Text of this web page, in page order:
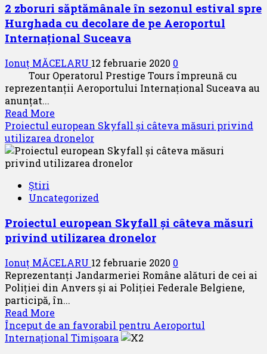
2 zboruri săptămânale în sezonul estival spre
Hurghada cu decolare de pe Aeroportul
Internațional Suceava
Ionuț MĂCELARU 12 februarie 2020 0
Tour Operatorul Prestige Tours împreună cu
reprezentanții Aeroportului Internațional Suceava au
anunțat...
Read More
more
about
2
zboruri
sezonul
spre
Hurghada
decolare
de
pe
Aeroportul
Suceava
Proiectul european Skyfall și câteva măsuri privind
utilizarea dronelor
Știri
Uncategorized
Proiectul european Skyfall și câteva măsuri
privind utilizarea dronelor
Ionuț MĂCELARU 12 februarie 2020 0
Reprezentanți Jandarmeriei Române alături de cei ai
Poliției din Anvers și ai Poliției Federale Belgiene,
participă, în...
Read More
more
about
Început de an favorabil pentru Aeroportul
Internațional Timișoara